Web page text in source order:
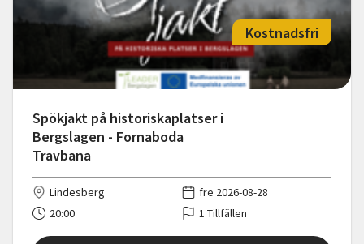
Spökjakt på historiskaplatser i
Bergslagen - Fornaboda
Travbana
Kostnadsfri
Lindesberg
fre 2026-08-28
20:00
1 Tillfällen